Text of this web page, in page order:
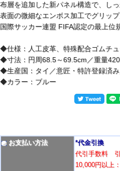
布層を追加した新パネル構造で、し
表面の微細なエンボス加工でグリップ
国際サッカー連盟 FIFA認定の最上位
◆仕様：人工皮革、特殊配合ゴムチ
◆寸法：円周68.5～69.5cm／重量
◆生産国：タイ／意匠・特許登録済
◆カラー：ブルー
お支払い方法
*代金引換
代引手数料
10,000円以上